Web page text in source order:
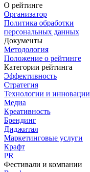
О рейтинге
Организатор
Политика обработки
персональных данных
Документы
Методология
Положение о рейтинге
Категории рейтинга
Эффективность
Стратегия
Технологии и инновации
Медиа
Креативность
Брендинг
Диджитал
Маркетинговые услуги
Крафт
PR
Фестивали и компании